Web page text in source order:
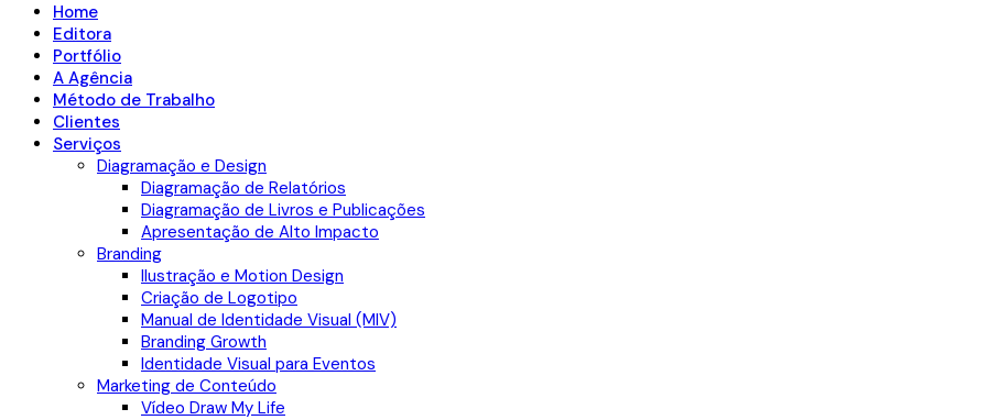
Home
Editora
Portfólio
A Agência
Método de Trabalho
Clientes
Serviços
Diagramação e Design
Diagramação de Relatórios
Diagramação de Livros e Publicações
Apresentação de Alto Impacto
Branding
Ilustração e Motion Design
Criação de Logotipo
Manual de Identidade Visual (MIV)
Branding Growth
Identidade Visual para Eventos
Marketing de Conteúdo
Vídeo Draw My Life